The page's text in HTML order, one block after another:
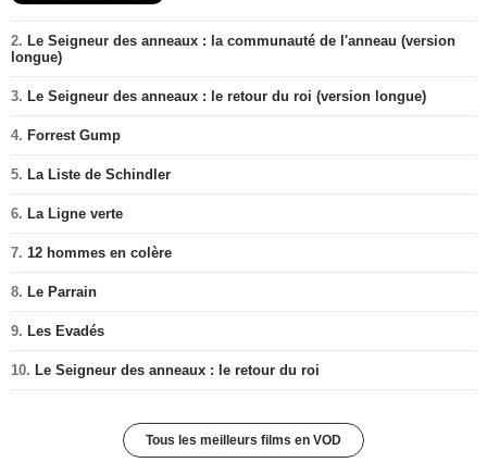
2. Le Seigneur des anneaux : la communauté de l'anneau (version
longue)
3. Le Seigneur des anneaux : le retour du roi (version longue)
4. Forrest Gump
5. La Liste de Schindler
6. La Ligne verte
7. 12 hommes en colère
8. Le Parrain
9. Les Evadés
10. Le Seigneur des anneaux : le retour du roi
Tous les meilleurs films en VOD